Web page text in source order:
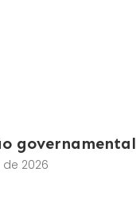
governamental
2026